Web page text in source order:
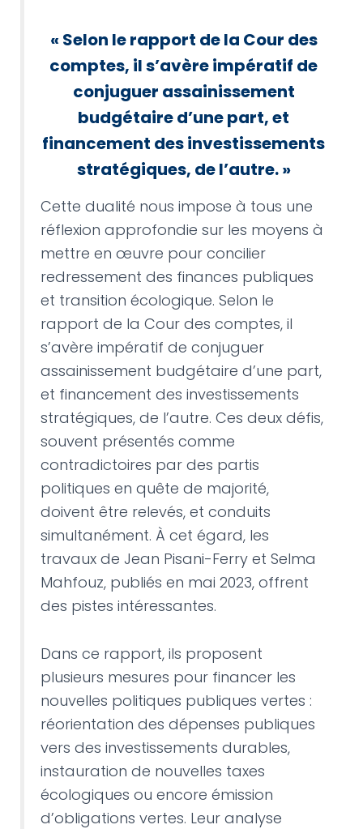
« Selon le rapport de la Cour des
comptes, il s’avère impératif de
conjuguer assainissement
budgétaire d’une part, et
financement des investissements
stratégiques, de l’autre. »
Cette dualité nous impose à tous une
réflexion approfondie sur les moyens à
mettre en œuvre pour concilier
redressement des finances publiques
et transition écologique. Selon le
rapport de la Cour des comptes, il
s’avère impératif de conjuguer
assainissement budgétaire d’une part,
et financement des investissements
stratégiques, de l’autre. Ces deux défis,
souvent présentés comme
contradictoires par des partis
politiques en quête de majorité,
doivent être relevés, et conduits
simultanément. À cet égard, les
travaux de Jean Pisani-Ferry et Selma
Mahfouz, publiés en mai 2023, offrent
des pistes intéressantes.
Dans ce rapport, ils proposent
plusieurs mesures pour financer les
nouvelles politiques publiques vertes :
réorientation des dépenses publiques
vers des investissements durables,
instauration de nouvelles taxes
écologiques ou encore émission
d’obligations vertes. Leur analyse